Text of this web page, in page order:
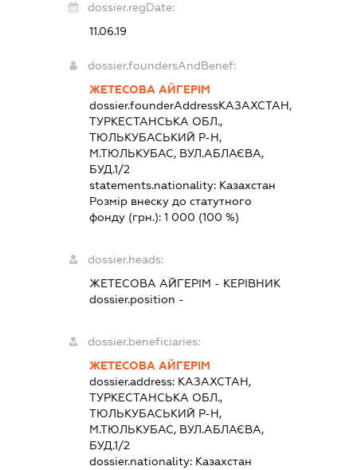
dossier.regDate:
11.06.19
dossier.foundersAndBenef:
ЖЕТЕСОВА АЙГЕРІМ
dossier.founderAddressКАЗАХСТАН,
ТУРКЕСТАНСЬКА ОБЛ.,
ТЮЛЬКУБАСЬКИЙ Р-Н,
М.ТЮЛЬКУБАС, ВУЛ.АБЛАЄВА,
БУД.1/2
statements.nationality: Казахстан
Розмір внеску до статутного
фонду (грн.): 1 000 (100 %)
dossier.heads:
ЖЕТЕСОВА АЙГЕРІМ - КЕРІВНИК
dossier.position -
dossier.beneficiaries:
ЖЕТЕСОВА АЙГЕРІМ
dossier.address: КАЗАХСТАН,
ТУРКЕСТАНСЬКА ОБЛ.,
ТЮЛЬКУБАСЬКИЙ Р-Н,
М.ТЮЛЬКУБАС, ВУЛ.АБЛАЄВА,
БУД.1/2
dossier.nationality: Казахстан